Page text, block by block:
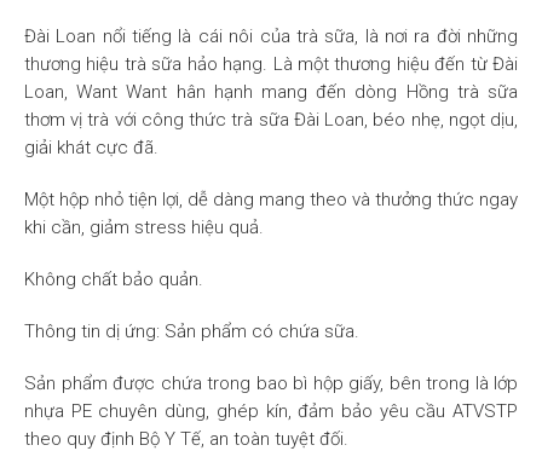
Đài Loan nổi tiếng là cái nôi của trà sữa, là nơi ra đời những
thương hiệu trà sữa hảo hạng. Là một thương hiệu đến từ Đài
Loan, Want Want hân hạnh mang đến dòng Hồng trà sữa
thơm vị trà với công thức trà sữa Đài Loan, béo nhẹ, ngọt dịu,
giải khát cực đã.
Một hộp nhỏ tiện lợi, dễ dàng mang theo và thưởng thức ngay
khi cần, giảm stress hiệu quả.
Không chất bảo quản.
Thông tin dị ứng: Sản phẩm có chứa sữa.
Sản phẩm được chứa trong bao bì hộp giấy, bên trong là lớp
nhựa PE chuyên dùng, ghép kín, đảm bảo yêu cầu ATVSTP
theo quy định Bộ Y Tế, an toàn tuyệt đối.